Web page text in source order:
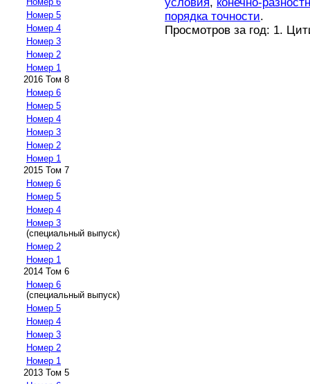
Номер 5
Номер 4
Номер 3
Номер 2
Номер 1
2016 Том 8
Номер 6
Номер 5
Номер 4
Номер 3
Номер 2
Номер 1
2015 Том 7
Номер 6
Номер 5
Номер 4
Номер 3
(специальный выпуск)
Номер 2
Номер 1
2014 Том 6
Номер 6
(специальный выпуск)
Номер 5
Номер 4
Номер 3
Номер 2
Номер 1
2013 Том 5
порядка точности.
Просмотров за год: 1.